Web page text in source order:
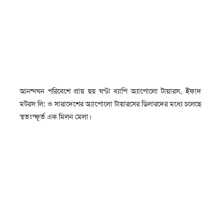
আনন্দঘন পরিবেশে প্রায় ছয় ঘণ্টা ব্যাপি অ্যাপোলো টায়ারস, ইফাদ
মটরস লি: ও সারাদেশের অ্যাপোলো টায়ারসের ডিলারদের মধ্যে চলেছে
স্বতঃস্ফূর্ত এক মিলন মেলা।